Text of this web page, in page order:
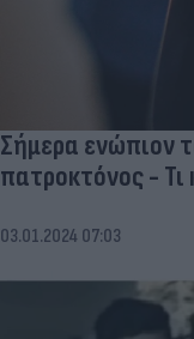
Σήμερα ενώπιον
πατροκτόνος -
03.01.2024 07:03